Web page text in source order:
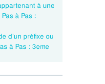
à une
à Pas :
d’un préfixe ou
à Pas : 3eme